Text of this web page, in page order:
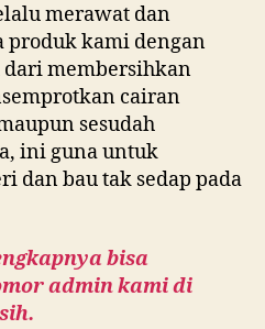
merawat dan
produk kami dengan
membersihkan
cairan
sesudah
ini guna untuk
dan bau tak sedap pada
bisa
admin kami di